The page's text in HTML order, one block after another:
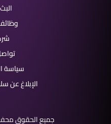
سياسة
الإبلاغ عن
جميع الحقوق